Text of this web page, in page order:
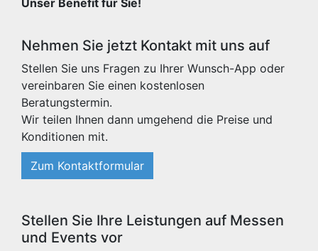
Unser Benefit für Sie!
Nehmen Sie jetzt Kontakt mit uns auf
Stellen Sie uns Fragen zu Ihrer Wunsch-App oder
vereinbaren Sie einen kostenlosen
Beratungstermin.
Wir teilen Ihnen dann umgehend die Preise und
Konditionen mit.
Zum Kontaktformular
Stellen Sie Ihre Leistungen auf Messen
und Events vor